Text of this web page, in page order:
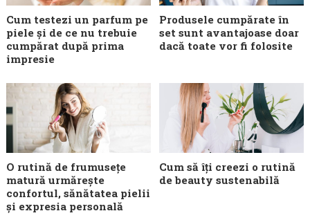
Cum testezi un parfum pe
piele și de ce nu trebuie
cumpărat după prima
impresie
Produsele cumpărate în
set sunt avantajoase doar
dacă toate vor fi folosite
O rutină de frumusețe
matură urmărește
confortul, sănătatea pielii
și expresia personală
Cum să îți creezi o rutină
de beauty sustenabilă